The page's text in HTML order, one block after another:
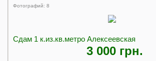
Фотографий: 8
Сдам 1 к.из.кв.метро Алексеевская
3 000 грн.